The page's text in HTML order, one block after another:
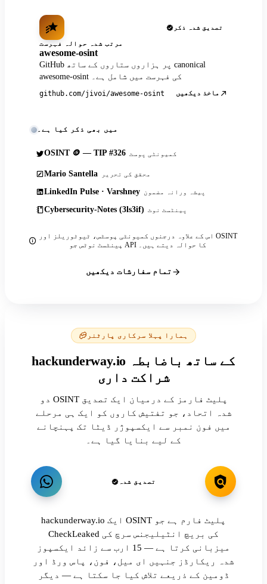
تصدیق شدہ ذکر
مرتب شدہ حوالہ فہرست
awesome-osint
GitHub پر ہزاروں ستاروں کے ساتھ canonical
awesome-osint کی فہرست میں شامل ہے۔
github.com/jivoi/awesome-osint ماخذ دیکھیں
میں بھی ذکر کیا ہے۔
OSINT 🪙 — TIP #326 کمیونٹی پوسٹ
Mario Santella محقق کی تحریر
LinkedIn Pulse · Varshney پیشہ ورانہ مضمون
Cybersecurity-Notes (3ls3if) پینٹسٹ نوٹ
اس کے علاوہ درجنوں کمیونٹی پوسٹس، ٹیوٹوریلز اور OSINT
پینٹسٹ نوٹس جو API کا حوالہ دیتے ہیں۔
تمام سفارشات دیکھیں
ہمارا پہلا سرکاری پارٹنر
hackunderway.io کے ساتھ باضابطہ
شراکت داری
دو OSINT پلیٹ فارمز کے درمیان ایک تصدیق
شدہ اتحاد، جو تفتیش کاروں کو ایک ہی مرحلے
میں فون نمبر سے ایکسپوژر ڈیٹا تک پہنچانے
کے لیے بنایا گیا ہے۔
تصدیق شدہ
hackunderway.io ایک OSINT پلیٹ فارم ہے جو
CheckLeaked کی بریچ انٹیلیجنس سرچ کی
میزبانی کرتا ہے — 15 ارب سے زائد ایکسپوز
شدہ ریکارڈز جنہیں ای میل، فون، پاس ورڈ اور
ڈومین کے ذریعے تلاش کیا جا سکتا ہے — دیگر